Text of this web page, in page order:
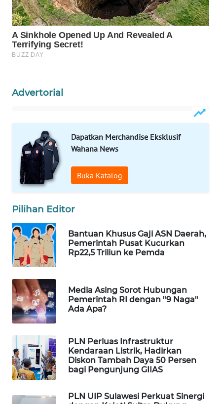
Advertorial
Dapatkan Merchandise Eksklusif
Wahana News
Buka Katalog
Pilihan Editor
Bantuan Khusus Gaji ASN Daerah,
Pemerintah Pusat Kucurkan
Rp22,5 Triliun ke Pemda
Media Asing Sorot Hubungan
Pemerintah RI dengan "9 Naga"
Ada Apa?
PLN Perluas Infrastruktur
Kendaraan Listrik, Hadirkan
Diskon Tambah Daya 50 Persen
bagi Pengunjung GIIAS
PLN UIP Sulawesi Perkuat Sinergi
WAHANA
TV
WAHANANEWS
WAHANANEWS
WAHANANEWS
NET
WAHANA
SPORT
WAHANA
UMKM
WAHANA
SELEB
PERSONA
WAHANA
OTOMOTIF
WAHANA
HEALTH
DESA